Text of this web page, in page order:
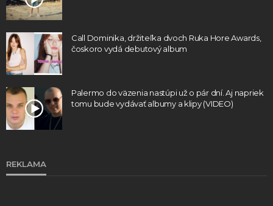
Call Dominika, držiteľka dvoch Ruka Hore Awards,
čoskoro vydá debutový album
Palermo do väzenia nastúpi už o pár dní. Aj napriek
tomu bude vydávať albumy a klipy (VIDEO)
REKLAMA